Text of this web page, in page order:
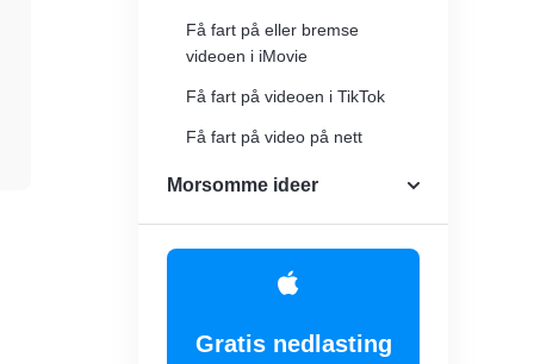
Få fart på eller bremse
videoen i iMovie
Få fart på videoen i TikTok
Få fart på video på nett
Morsomme ideer
Gratis nedlasting